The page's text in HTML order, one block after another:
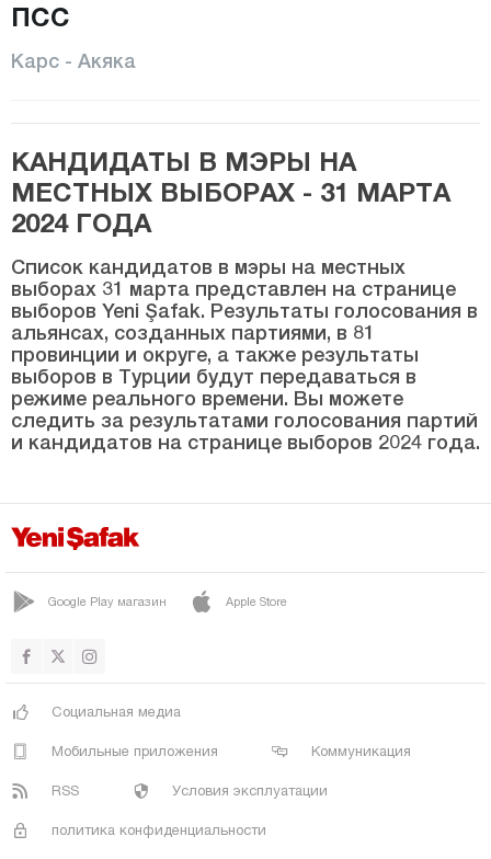
САРЫКАМИШ
СЕЛИМ
Кастамону
Кайсери
Килис
Кырыккале
Кыркларэли
Кыршехир
Коджаэли
Конья
Кютахья
Маниса
Мардин
Муш
ПСС
Карс - Акяка
КАНДИДАТЫ В МЭРЫ НА
МЕСТНЫХ ВЫБОРАХ - 31 МАРТА
2024 ГОДА
Список кандидатов в мэры на местных
выборах 31 марта представлен на странице
выборов Yeni Şafak. Результаты голосования в
альянсах, созданных партиями, в 81
провинции и округе, а также результаты
выборов в Турции будут передаваться в
режиме реального времени. Вы можете
следить за результатами голосования партий
и кандидатов на странице выборов 2024 года.
Google Play магазин Apple Store
Социальная медиа
Мобильные приложения Коммуникация
RSS Условия эксплуатации
политика конфиденциальности